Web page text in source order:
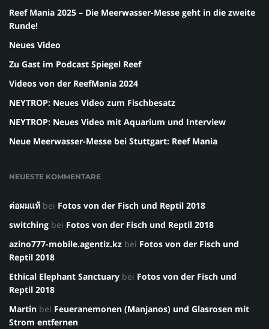
Reef Mania 2025 – Die Meerwasser-Messe geht in die zweite
Runde!
Neues Video
Zu Gast im Podcast Spiegel Reef
Videos von der ReefMania 2024
NEYTROP: Neues Video zum Fischbesatz
NEYTROP: Neues Video mit Aquarium und Interview
Neue Meerwasser-Messe bei Stuttgart: Reef Mania
NEUESTE KOMMENTARE
ต่อผมแท้ bei Fotos von der Fisch und Reptil 2018
switching bei Fotos von der Fisch und Reptil 2018
azino777-mobile.agentiz.kz bei Fotos von der Fisch und
Reptil 2018
Ethical Elephant Sanctuary bei Fotos von der Fisch und
Reptil 2018
Martin bei Feueranemonen (Manjanos) und Glasrosen mit
Strom entfernen